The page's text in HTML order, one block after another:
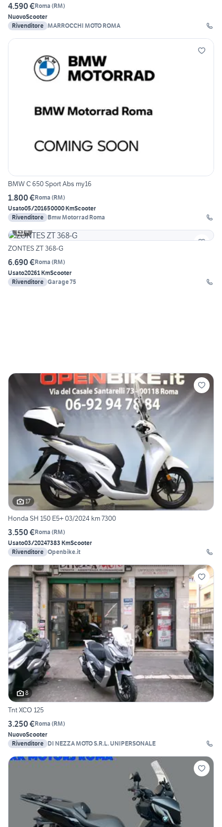
4.590 €Roma (RM)
NuovoScooter
Rivenditore MARROCCHI MOTO ROMA
BMW C 650 Sport Abs my16
1.800 €Roma (RM)
Usato05/201650000 KmScooter
Rivenditore Bmw Motorrad Roma
4
ZONTES ZT 368-G
6.690 €Roma (RM)
Usato20261 KmScooter
Rivenditore Garage 75
17
Honda SH 150 E5+ 03/2024 km 7300
3.550 €Roma (RM)
Usato03/20247383 KmScooter
Rivenditore Openbike.it
8
Tnt XCO 125
3.250 €Roma (RM)
NuovoScooter
Rivenditore DI NEZZA MOTO S.R.L. UNIPERSONALE